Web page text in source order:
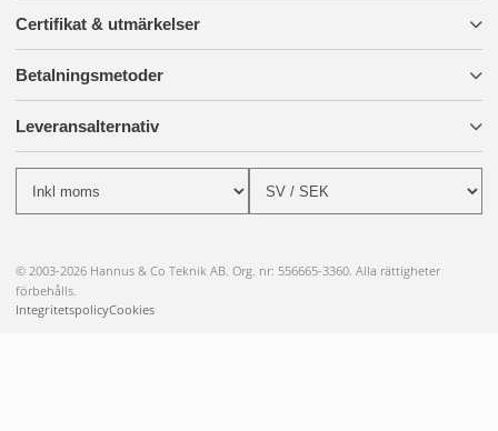
Certifikat & utmärkelser
Betalningsmetoder
Leveransalternativ
© 2003-2026 Hannus & Co Teknik AB. Org. nr: 556665-3360. Alla rättigheter
förbehålls.
IntegritetspolicyCookies